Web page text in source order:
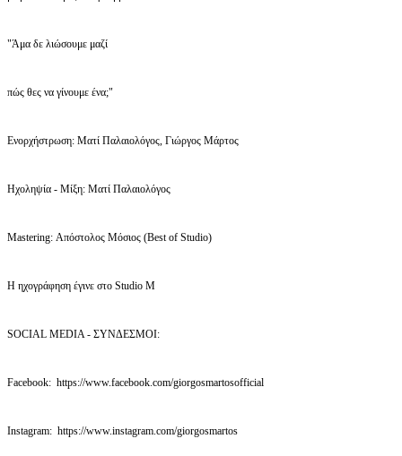
"Άμα δε λιώσουμε μαζί
πώς θες να γίνουμε ένα;"
Ενορχήστρωση: Ματί Παλαιολόγος, Γιώργος Μάρτος
Ηχοληψία - Μίξη: Ματί Παλαιολόγος
Mastering: Απόστολος Μόσιος (Best of Studio)
Η ηχογράφηση έγινε στο Studio M
SOCIAL MEDIA - ΣΥΝΔΕΣΜΟΙ:
Facebook: https://www.facebook.com/giorgosmartosofficial
Instagram: https://www.instagram.com/giorgosmartos